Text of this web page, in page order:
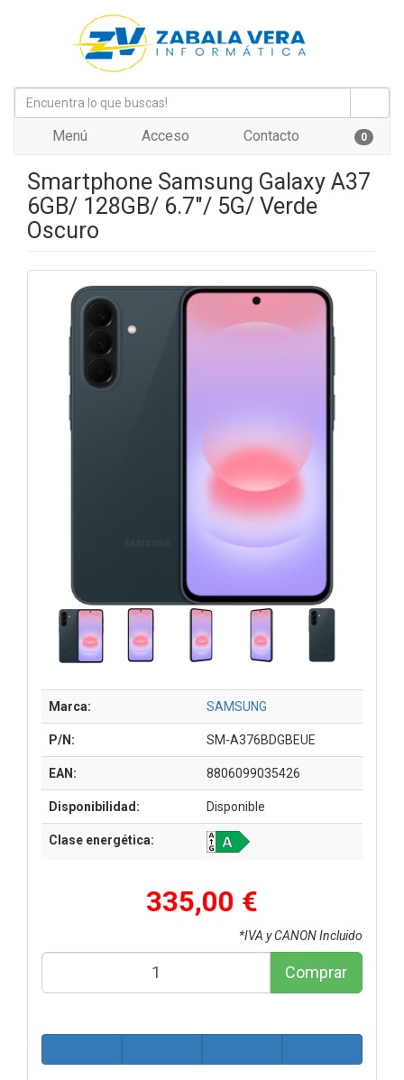
Menú Acceso Contacto 0
Smartphone Samsung Galaxy A37
6GB/ 128GB/ 6.7"/ 5G/ Verde
Oscuro
Marca: SAMSUNG
P/N: SM-A376BDGBEUE
EAN: 8806099035426
Disponibilidad: Disponible
Clase energética:
335,00 €
*IVA y CANON Incluido
Comprar